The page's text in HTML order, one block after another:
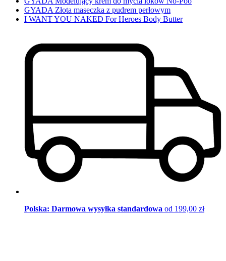
GYADA Złota maseczka z pudrem perłowym
I WANT YOU NAKED For Heroes Body Butter
Polska: Darmowa wysyłka standardowa od 199,00 zł